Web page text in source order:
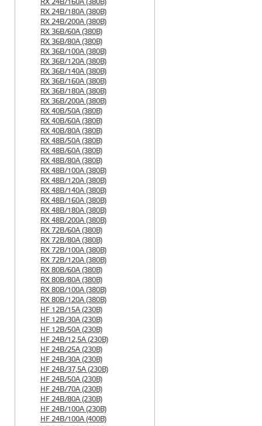
RX 24B/160A (380B)
RX 24B/180A (380B)
RX 24B/200A (380B)
RX 36B/60A (380B)
RX 36B/80A (380B)
RX 36B/100A (380B)
RX 36B/120A (380B)
RX 36B/140A (380B)
RX 36B/160A (380B)
RX 36B/180A (380B)
RX 36B/200A (380B)
RX 40B/50A (380B)
RX 40B/60A (380B)
RX 40B/80A (380B)
RX 48B/50A (380B)
RX 48B/60A (380B)
RX 48B/80A (380B)
RX 48B/100A (380B)
RX 48B/120A (380B)
RX 48B/140A (380B)
RX 48B/160A (380B)
RX 48B/180A (380B)
RX 48B/200A (380B)
RX 72B/60A (380B)
RX 72B/80A (380B)
RX 72B/100A (380B)
RX 72B/120A (380B)
RX 80B/60A (380B)
RX 80B/80A (380B)
RX 80B/100A (380B)
RX 80B/120A (380B)
HF 12B/15A (230B)
HF 12B/30A (230B)
HF 12B/50A (230B)
HF 24B/12,5A (230B)
HF 24B/25A (230B)
HF 24B/30A (230B)
HF 24B/37,5A (230B)
HF 24B/50A (230B)
HF 24B/70A (230B)
HF 24B/80A (230B)
HF 24B/100A (230B)
HF 24B/100A (400B)